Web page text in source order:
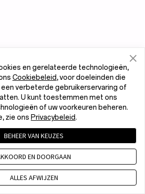
en gerelateerde technologieën,
Cookiebeleid, voor doeleinden die
een verbeterde gebruikerservaring of
U kunt toestemmen met ons
of uw voorkeuren beheren.
zie ons Privacybeleid.
BEHEER VAN KEUZES
EN DOORGAAN
ALLES AFWIJZEN